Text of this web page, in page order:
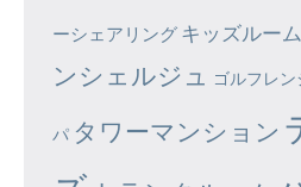
ーシェアリング キッズルーム
ンシェルジュ
ゴルフレン
パ タワーマンション